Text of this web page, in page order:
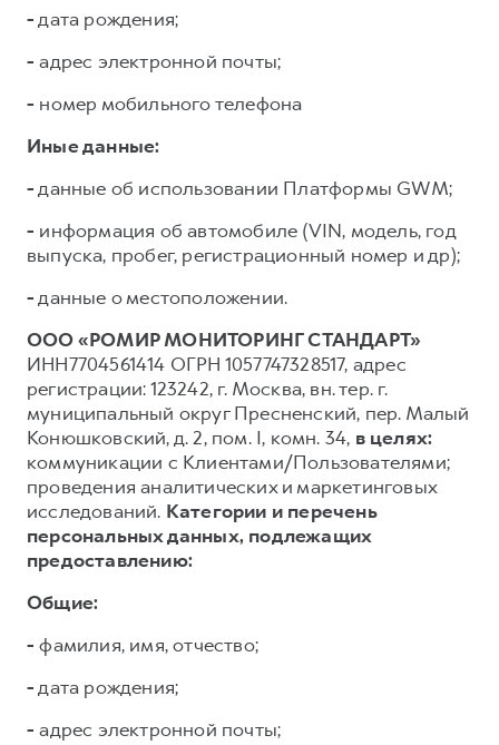
-дата рождения;
- адрес электронной почты;
- номер мобильного телефона
Иные данные:
-данные об использовании Платформы GWM;
- информация об автомобиле (VIN, модель, год
выпуска, пробег, регистрационный номер и др);
-данные о местоположении.
ООО «РОМИР МОНИТОРИНГ СТАНДАРТ»
ИНН7704561414 ОГРН 1057747328517, адрес
регистрации: 123242, г. Москва, вн. тер. г.
муниципальный округ Пресненский, пер. Малый
Конюшковский, д. 2, пом. I, комн. 34, в целях:
коммуникации с Клиентами/Пользователями;
проведения аналитических и маркетинговых
исследований. Категории и перечень
персональных данных, подлежащих
предоставлению:
Общие:
- фамилия, имя, отчество;
-дата рождения;
- адрес электронной почты;